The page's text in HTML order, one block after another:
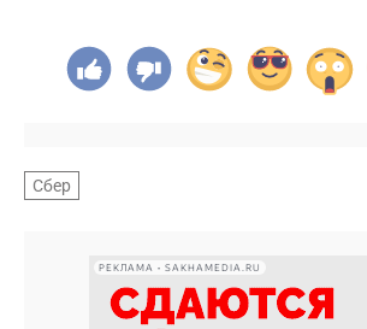
Сбер
РЕКЛАМА • SAKHAMEDIA.RU